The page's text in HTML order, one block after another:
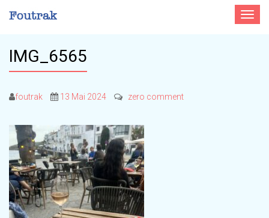
Toggle
IMG_6565
foutrak 13 Mai 2024 zero comment